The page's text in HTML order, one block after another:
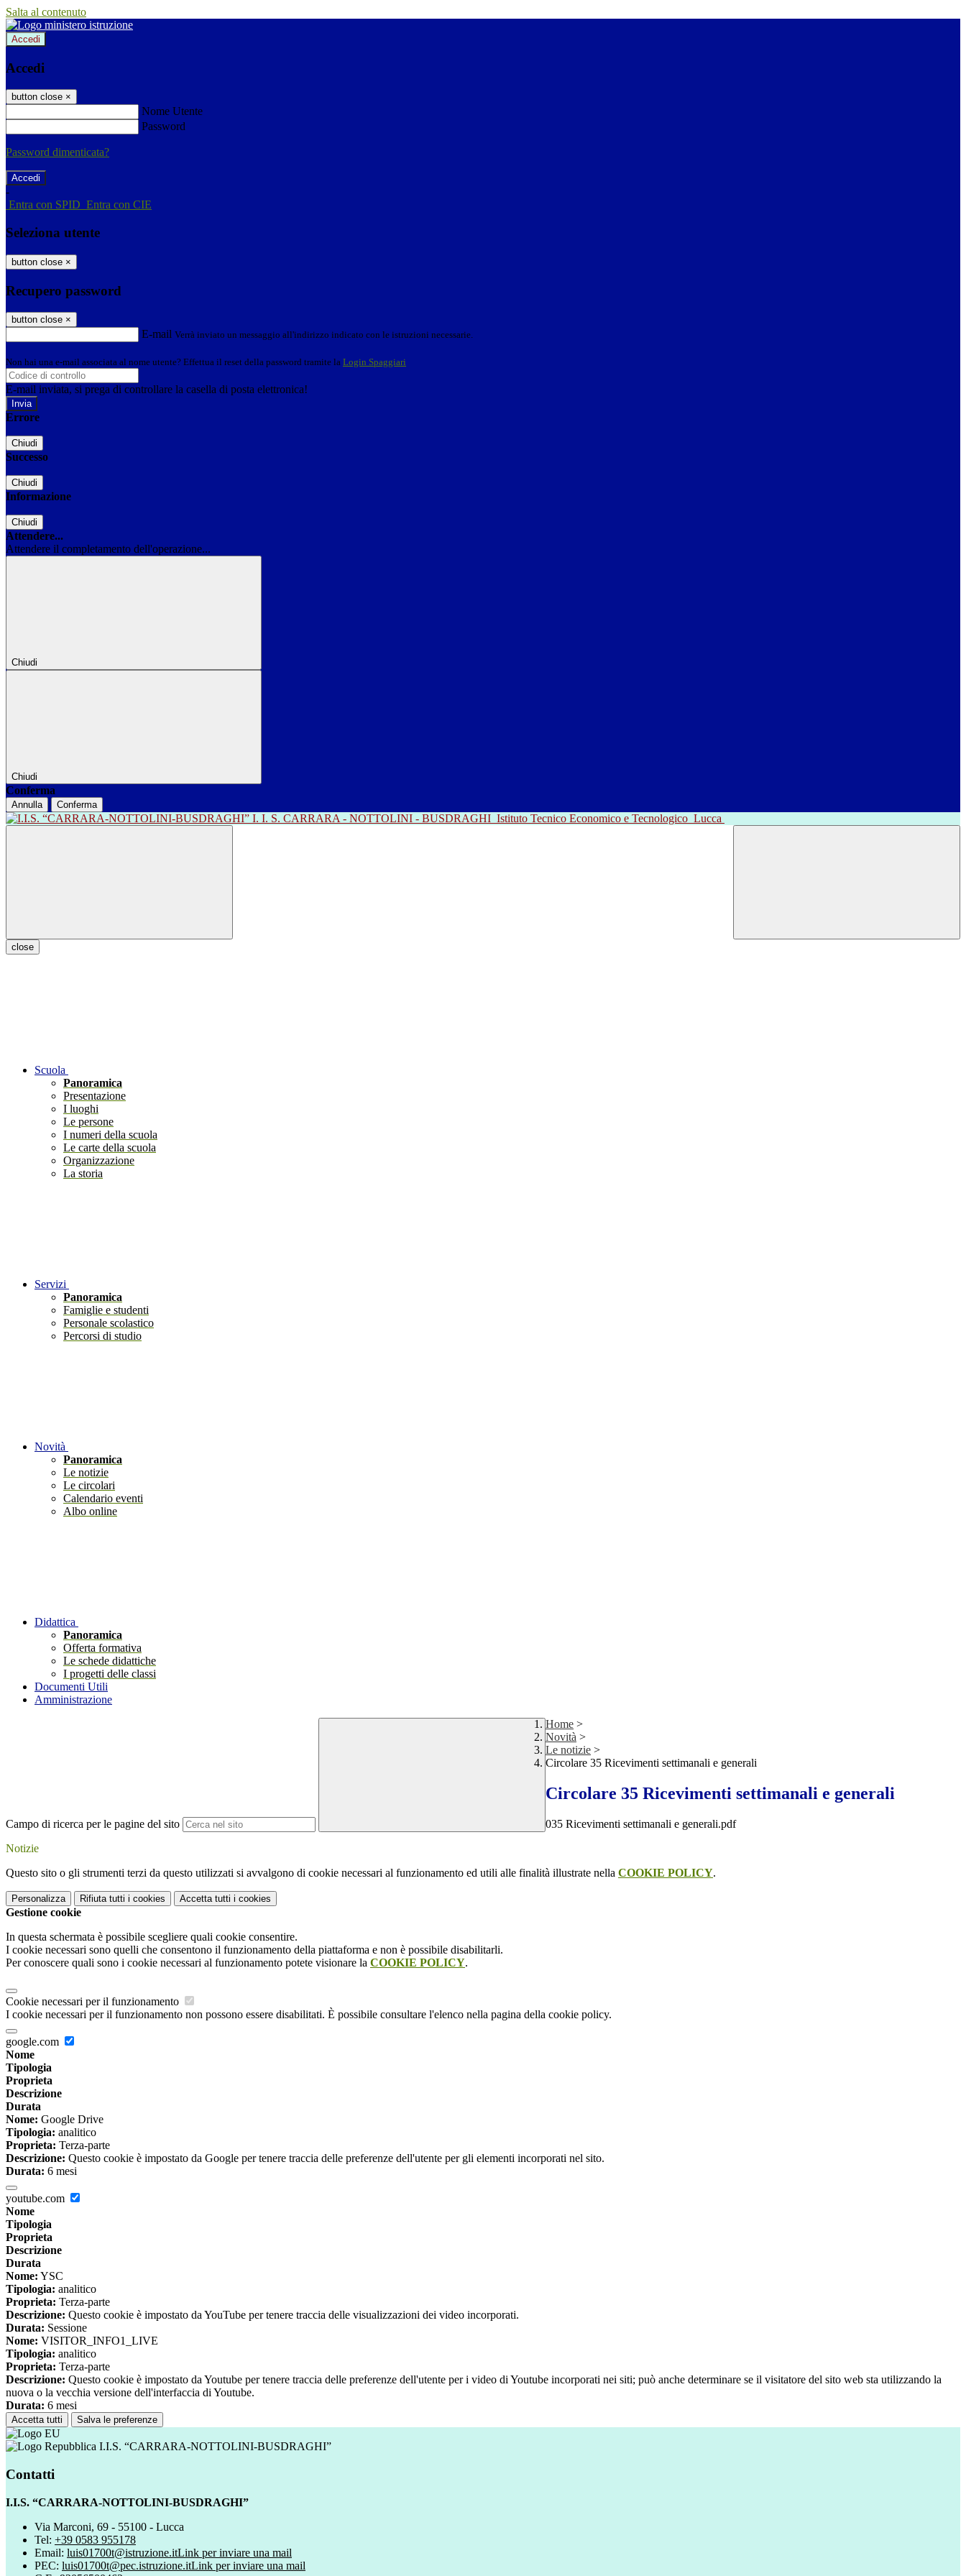
Salta al contenuto
Accedi
Accedi
button close ×
Nome Utente
Password
Password dimenticata?
-
Entra con SPID Entra con CIE
Seleziona utente
button close ×
Recupero password
button close ×
E-mail Verrà inviato un messaggio all'indirizzo indicato con le istruzioni necessarie.
Non hai una e-mail associata al nome utente? Effettua il reset della password tramite la Login Spaggiari
E-mail inviata, si prega di controllare la casella di posta elettronica!
Errore
Chiudi
Successo
Chiudi
Informazione
Chiudi
Attendere...
Attendere il completamento dell'operazione...
Chiudi
Chiudi
Conferma
Annulla Conferma
I. I. S. CARRARA - NOTTOLINI - BUSDRAGHI Istituto Tecnico Economico e Tecnologico Lucca
close
Scuola
Panoramica
Presentazione
I luoghi
Le persone
I numeri della scuola
Le carte della scuola
Organizzazione
La storia
Servizi
Panoramica
Famiglie e studenti
Personale scolastico
Percorsi di studio
Novità
Panoramica
Le notizie
Le circolari
Calendario eventi
Albo online
Didattica
Panoramica
Offerta formativa
Le schede didattiche
I progetti delle classi
Documenti Utili
Amministrazione
Campo di ricerca per le pagine del sito
Home >
Novità >
Le notizie >
Circolare 35 Ricevimenti settimanali e generali
Circolare 35 Ricevimenti settimanali e generali
035 Ricevimenti settimanali e generali.pdf
Notizie
Questo sito o gli strumenti terzi da questo utilizzati si avvalgono di cookie necessari al funzionamento ed utili alle finalità illustrate nella COOKIE POLICY.
Personalizza Rifiuta tutti i cookies Accetta tutti i cookies
Gestione cookie
In questa schermata è possibile scegliere quali cookie consentire.
I cookie necessari sono quelli che consentono il funzionamento della piattaforma e non è possibile disabilitarli.
Per conoscere quali sono i cookie necessari al funzionamento potete visionare la COOKIE POLICY.
Cookie necessari per il funzionamento
I cookie necessari per il funzionamento non possono essere disabilitati. È possibile consultare l'elenco nella pagina della cookie policy.
google.com
Nome
Tipologia
Proprieta
Descrizione
Durata
Nome: Google Drive
Tipologia: analitico
Proprieta: Terza-parte
Descrizione: Questo cookie è impostato da Google per tenere traccia delle preferenze dell'utente per gli elementi incorporati nel sito.
Durata: 6 mesi
youtube.com
Nome
Tipologia
Proprieta
Descrizione
Durata
Nome: YSC
Tipologia: analitico
Proprieta: Terza-parte
Descrizione: Questo cookie è impostato da YouTube per tenere traccia delle visualizzazioni dei video incorporati.
Durata: Sessione
Nome: VISITOR_INFO1_LIVE
Tipologia: analitico
Proprieta: Terza-parte
Descrizione: Questo cookie è impostato da Youtube per tenere traccia delle preferenze dell'utente per i video di Youtube incorporati nei siti; può anche determinare se il visitatore del sito web sta utilizzando la
nuova o la vecchia versione dell'interfaccia di Youtube.
Durata: 6 mesi
Accetta tutti Salva le preferenze
I.I.S. “CARRARA-NOTTOLINI-BUSDRAGHI”
Contatti
I.I.S. “CARRARA-NOTTOLINI-BUSDRAGHI”
Via Marconi, 69 - 55100 - Lucca
Tel: +39 0583 955178
Email: luis01700t@istruzione.itLink per inviare una mail
PEC: luis01700t@pec.istruzione.itLink per inviare una mail